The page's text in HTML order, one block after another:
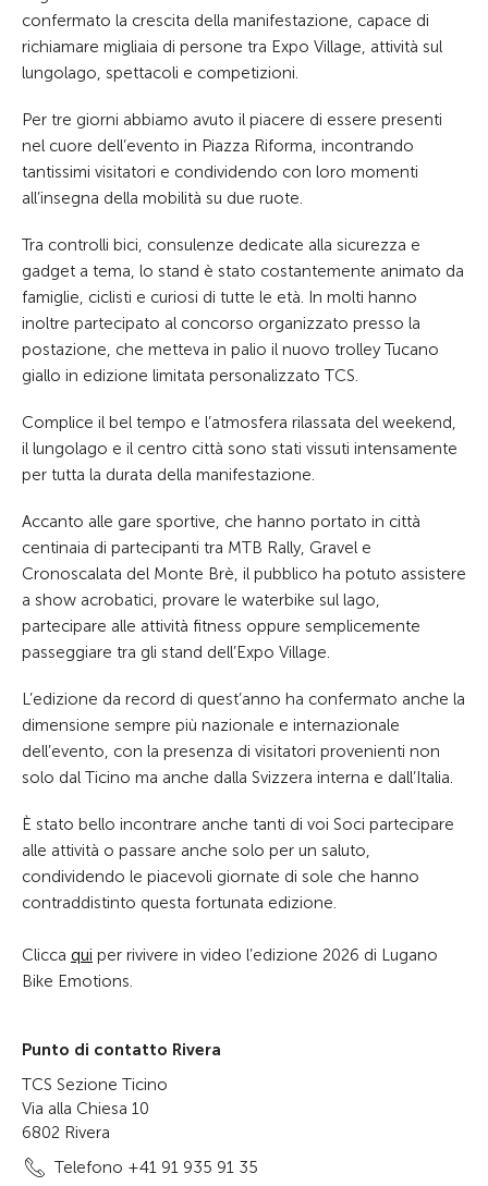
confermato la crescita della manifestazione, capace di
richiamare migliaia di persone tra Expo Village, attività sul
lungolago, spettacoli e competizioni.
Per tre giorni abbiamo avuto il piacere di essere presenti
nel cuore dell’evento in Piazza Riforma, incontrando
tantissimi visitatori e condividendo con loro momenti
all’insegna della mobilità su due ruote.
Tra controlli bici, consulenze dedicate alla sicurezza e
gadget a tema, lo stand è stato costantemente animato da
famiglie, ciclisti e curiosi di tutte le età. In molti hanno
inoltre partecipato al concorso organizzato presso la
postazione, che metteva in palio il nuovo trolley Tucano
giallo in edizione limitata personalizzato TCS.
Complice il bel tempo e l’atmosfera rilassata del weekend,
il lungolago e il centro città sono stati vissuti intensamente
per tutta la durata della manifestazione.
Accanto alle gare sportive, che hanno portato in città
centinaia di partecipanti tra MTB Rally, Gravel e
Cronoscalata del Monte Brè, il pubblico ha potuto assistere
a show acrobatici, provare le waterbike sul lago,
partecipare alle attività fitness oppure semplicemente
passeggiare tra gli stand dell’Expo Village.
L’edizione da record di quest’anno ha confermato anche la
dimensione sempre più nazionale e internazionale
dell’evento, con la presenza di visitatori provenienti non
solo dal Ticino ma anche dalla Svizzera interna e dall’Italia.
È stato bello incontrare anche tanti di voi Soci partecipare
alle attività o passare anche solo per un saluto,
condividendo le piacevoli giornate di sole che hanno
contraddistinto questa fortunata edizione.
Clicca qui per rivivere in video l’edizione 2026 di Lugano
Bike Emotions.
Punto di contatto Rivera
TCS Sezione Ticino
Via alla Chiesa 10
6802 Rivera
Telefono +41 91 935 91 35